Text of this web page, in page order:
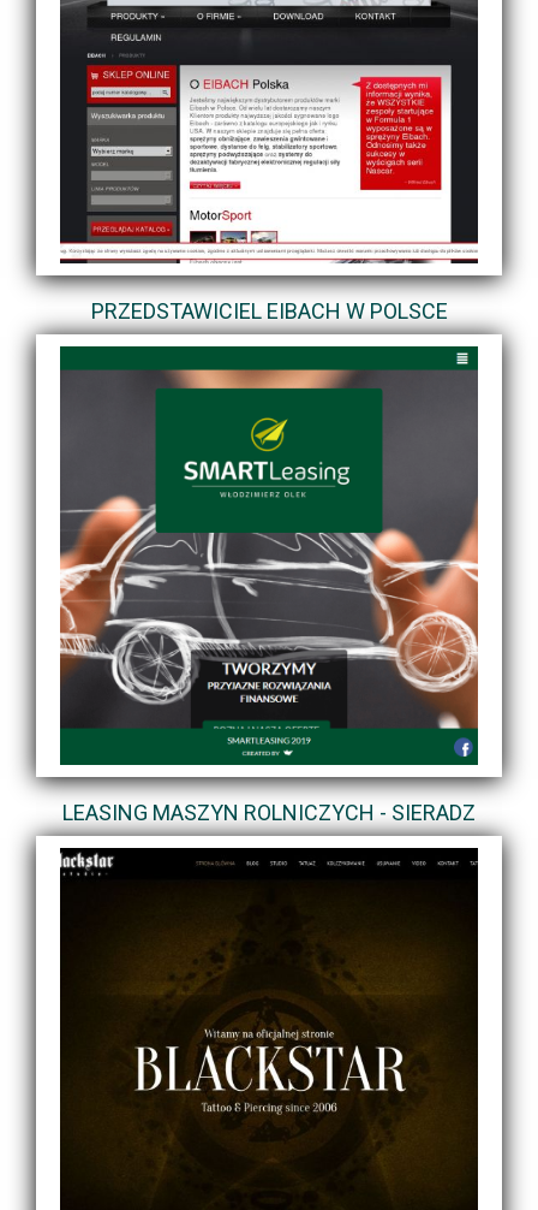
PRZEDSTAWICIEL EIBACH W POLSCE
LEASING MASZYN ROLNICZYCH - SIERADZ